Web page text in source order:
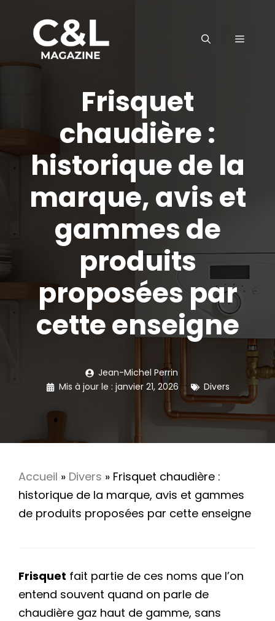
contenu
MENU
Frisquet
chaudière :
historique de la
marque, avis et
gammes de
produits
proposées par
cette enseigne
Jean-Michel Perrin
Mis à jour le : janvier 21, 2026 Divers
Accueil » Divers » Frisquet chaudière :
historique de la marque, avis et gammes
de produits proposées par cette enseigne
Frisquet fait partie de ces noms que l’on
entend souvent quand on parle de
chaudière gaz haut de gamme, sans